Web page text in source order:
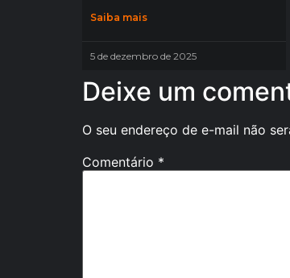
Saiba mais
5 de dezembro de 2025
Deixe um
O seu endereço de e-mail não
Comentário *